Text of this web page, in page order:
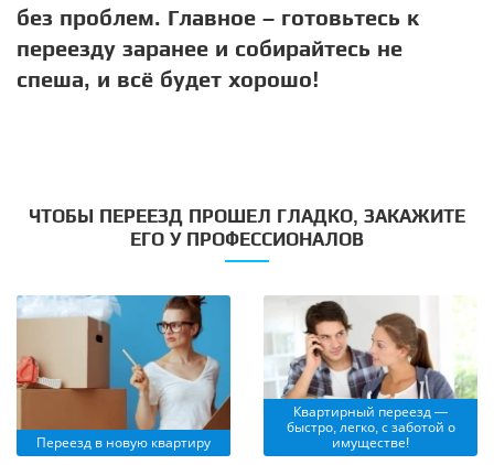
без проблем. Главное – готовьтесь к
переезду заранее и собирайтесь не
спеша, и всё будет хорошо!
ЧТОБЫ ПЕРЕЕЗД ПРОШЕЛ ГЛАДКО, ЗАКАЖИТЕ
ЕГО У ПРОФЕССИОНАЛОВ
Переезд в новую квартиру
Квартирный переезд —
быстро, легко, с заботой о
имуществе!